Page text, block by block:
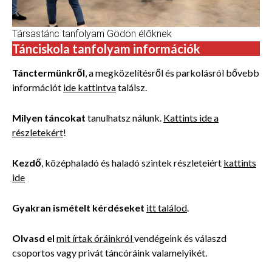
Társastánc tanfolyam Gödön élőknek
Tánciskola tanfolyam információk
Tánctermünkről , a megközelítésről és parkolásról bővebb
információt ide kattintvatalálsz.
Milyen táncokat tanulhatsz nálunk. Kattints ide a
részletekért!
Kezdő , középhaladó és haladó szintek részleteiért kattints
ide
Gyakran ismételt kérdéseket itt találod
Olvasd el mit írtak óráinkrólvendégeink és válaszd
csoportos vagy privát táncóráink valamelyikét.